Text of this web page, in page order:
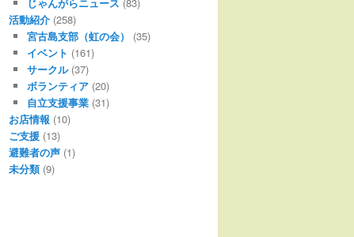
じゃんがらニュース (83)
活動紹介 (258)
宮古島支部（虹の会）
(35)
イベント (161)
サークル(37)
ボランティア(20)
自立支援事業(31)
お店情報 (10)
ご支援 (13)
避難者の声 (1)
未分類(9)